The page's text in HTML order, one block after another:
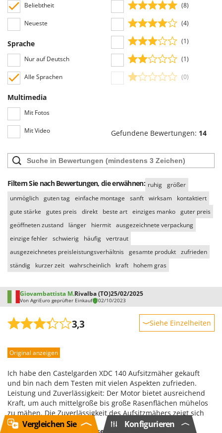
Beliebtheit
Neueste
Sprache
Nur auf Deutsch
Alle Sprachen
Multimedia
Mit Fotos
Mit Video
(8)
(4)
(1)
(1)
(0)
Gefundene Bewertungen: 14
Filtern Sie nach Bewertungen, die erwähnen: ruhig größer
unmöglich guten tag einfache montage sanft wirksam
kontaktiert
gute stärke
gutes preis direkt beste art einziges manko guter preis
geöffneten zustand
länger hiermit ausgezeichnete verpackung
einzige fehler schwierig häufig vertraut
ausgezeichnetes preisleistungsverhältnis gesamte produkt zufrieden
ständig
kurzer zeit wahrscheinlich kraft hohem gras
Giovambattista M.Rivalba (TO)25/02/2025
Von AgriEuro geprüfter Einkauf 02/10/2023
3,3 Siehe Einzelheiten
Leistung
Qualität / Preis
Schwierigkeitsgrad Zusammenbau
Verpackung
Original anzeigen
Ich habe den Castelgarden XDC 140 Aufsitzmäher gekauft
und bin nach dem Testen mit vielen Aspekten zufrieden.
Leistung und Zuverlässigkeit: Der Motor bietet ausreichend
Kraft, um auch mittelgroße bis große Rasenflächen mühelos
zu mähen. Die Zuverlässigkeit des Aufsitzmähers zeigt sich
bereits beim ersten Start: Der Motor springt problemlos an
Konfigurieren
Vergleichen Sie